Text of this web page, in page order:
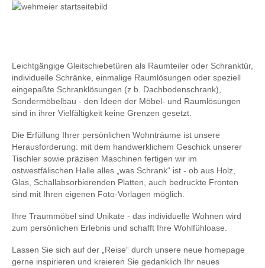
Leichtgängige Gleitschiebetüren als Raumteiler oder Schranktür,
individuelle Schränke, einmalige Raumlösungen oder speziell
eingepaßte Schranklösungen (z b. Dachbodenschrank),
Sondermöbelbau - den Ideen der Möbel- und Raumlösungen
sind in ihrer Vielfältigkeit keine Grenzen gesetzt.
Die Erfüllung Ihrer persönlichen Wohnträume ist unsere
Herausforderung: mit dem handwerklichem Geschick unserer
Tischler sowie präzisen Maschinen fertigen wir im
ostwestfälischen Halle alles „was Schrank“ ist - ob aus Holz,
Glas, Schallabsorbierenden Platten, auch bedruckte Fronten
sind mit Ihren eigenen Foto-Vorlagen möglich.
Ihre Traummöbel sind Unikate - das individuelle Wohnen wird
zum persönlichen Erlebnis und schafft Ihre Wohlfühloase.
Lassen Sie sich auf der „Reise“ durch unsere neue homepage
gerne inspirieren und kreieren Sie gedanklich Ihr neues